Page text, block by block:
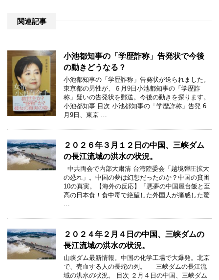
関連記事
小池都知事の「学歴詐称」告発状で今後
の動きどうなる？
小池都知事の「学歴詐称」告発状が送られました。
東京都の男性が、６月9日小池都知事の「学歴詐
称」疑いの告発状を郵送。今後の動きを探ります。
小池都知事 目次 小池都知事の「学歴詐称」告発 6
月9日、東京 …
２０２６年３月１２日の中国、三峡ダム
の長江流域の洪水の状況。
中共両会で内部大粛清 台湾陸委会「越境弾圧拡大
の恐れ」。中国の夢は幻想だったのか？中国の貧困
10の真実。【海外の反応】「悪夢の中国屋台飯と至
高の日本食！食中毒で絶望した外国人が痛感した驚
…
２０２４年２月４日の中国、三峡ダムの
長江流域の洪水の状況。
山峡ダム最新情報。中国の化学工場で大爆発。北京
で、売血する人の長蛇の列。 三峡ダムの長江流
域の洪水の状況。 目次 ２月４日の中国、三峡ダム